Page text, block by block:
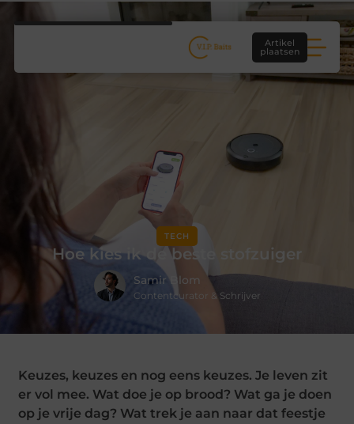
Artikel
plaatsen
TECH
Hoe kies ik de beste stofzuiger
Samir Blom
Contentcurator & Schrijver
Keuzes, keuzes en nog eens keuzes. Je leven zit
er vol mee. Wat doe je op brood? Wat ga je doen
op je vrije dag? Wat trek je aan naar dat feestje